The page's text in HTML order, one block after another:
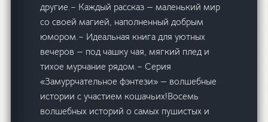
другие.– Каждый рассказ — маленький мир
со своей магией, наполненный добрым
юмором.– Идеальная книга для уютных
вечеров — под чашку чая, мягкий плед и
тихое мурчание рядом.– Серия
«Замуррчательное фэнтези» — волшебные
истории с участием кошачьих!Восемь
волшебных историй о самых пушистых и